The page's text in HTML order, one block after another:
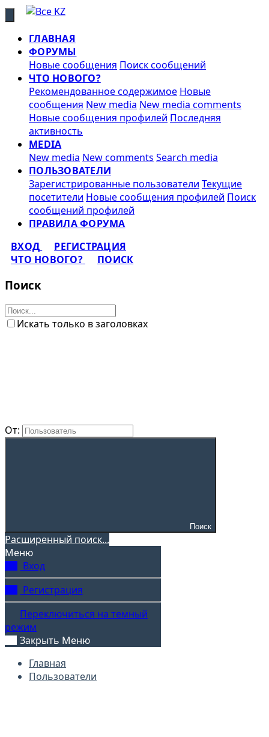
ГЛАВНАЯ
ФОРУМЫ
Новые сообщения Поиск сообщений
ЧТО НОВОГО?
Рекомендованное содержимое Новые
сообщения New media New media comments
Новые сообщения профилей Последняя
активность
MEDIA
New media New comments Search media
ПОЛЬЗОВАТЕЛИ
Зарегистрированные пользователи Текущие
посетители Новые сообщения профилей Поиск
сообщений профилей
ПРАВИЛА ФОРУМА
ВХОД
РЕГИСТРАЦИЯ
ЧТО НОВОГО?
ПОИСК
Поиск
Искать только в заголовках
От:
Поиск
Расширенный поиск...
Меню
Вход
Регистрация
Переключиться на темный
режим
Закрыть Меню
Главная
Пользователи